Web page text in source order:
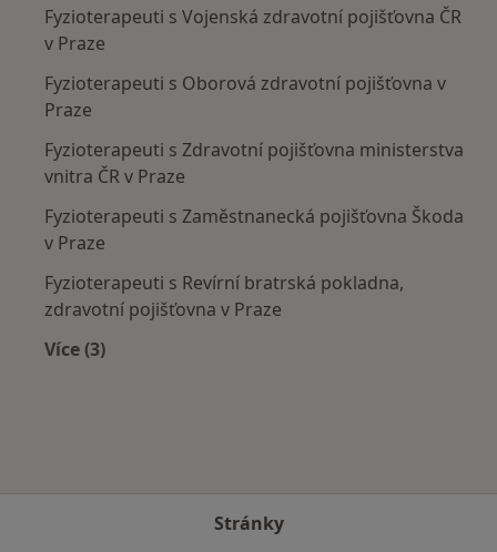
Fyzioterapeuti s Vojenská zdravotní pojišťovna ČR
v Praze
Fyzioterapeuti s Oborová zdravotní pojišťovna v
Praze
Fyzioterapeuti s Zdravotní pojišťovna ministerstva
vnitra ČR v Praze
Fyzioterapeuti s Zaměstnanecká pojišťovna Škoda
v Praze
Fyzioterapeuti s Revírní bratrská pokladna,
zdravotní pojišťovna v Praze
Více (3)
Stránky